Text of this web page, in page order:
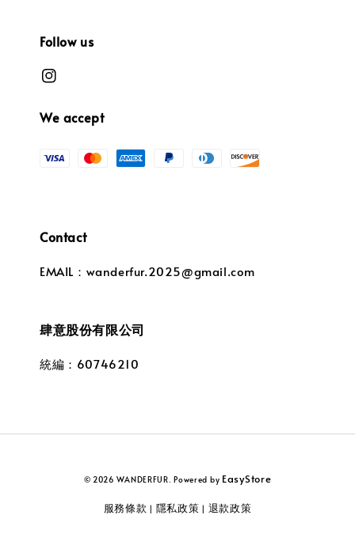
Follow us
We accept
Contact
EMAIL：wanderfur.2025@gmail.com
肆意股份有限公司
統編：60746210
© 2026 WANDERFUR. Powered by EasyStore
服務條款 | 隱私政策 | 退款政策